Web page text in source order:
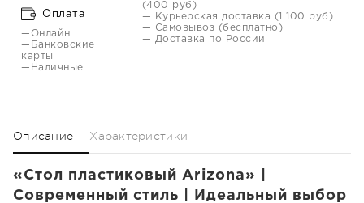
Оплата
—Онлайн
—Банковские
карты
—Наличные
(400 руб)
— Курьерская доставка (1 100 руб)
— Самовывоз (бесплатно)
— Доставка по России
Описание Характеристики
«Стол пластиковый Arizona» |
Современный стиль | Идеальный выбор